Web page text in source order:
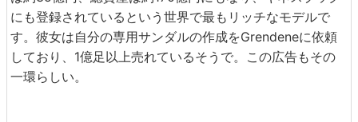
にも登録されているという世界で最もリッチなモデルで
す。彼女は自分の専用サンダルの作成をGrendeneに依頼
しており、1億足以上売れているそうで。この広告もその
一環らしい。